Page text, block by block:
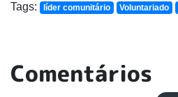
Tags: líder comunitário Voluntariado
Comentários